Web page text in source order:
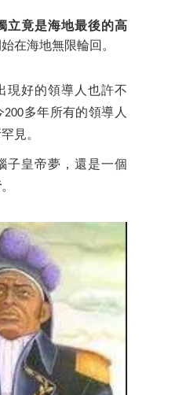
立竟是海地最後的高
在海地無限輪回。
現好的領導人也許不
多年所有的領導人
見。
子皇帝夢，還是一個
。